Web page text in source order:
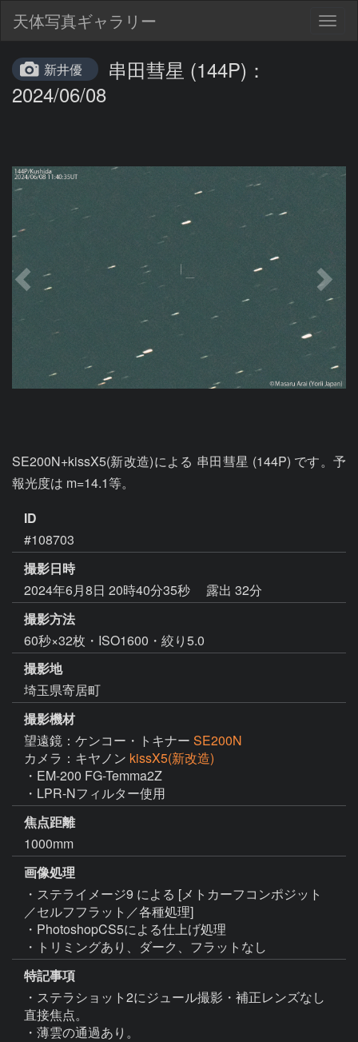
天体写真ギャラリー
新井優
串田彗星 (144P)：
2024/06/08
SE200N+kissX5(新改造)による 串田彗星 (144P) です。予
報光度は m=14.1等。
ID
#108703
撮影日時
2024年6月8日 20時40分35秒
露出 32分
撮影方法
60秒×32枚・ISO1600・絞り5.0
撮影地
埼玉県寄居町
撮影機材
望遠鏡：ケンコー・トキナー SE200N
カメラ：キヤノン kissX5(新改造)
・EM-200 FG-Temma2Z
・LPR-Nフィルター使用
焦点距離
1000mm
画像処理
・ステライメージ9 による [メトカーフコンポジット
／セルフフラット／各種処理]
・PhotoshopCS5による仕上げ処理
・トリミングあり、ダーク、フラットなし
特記事項
・ステラショット2にジュール撮影・補正レンズなし
直接焦点。
・薄雲の通過あり。